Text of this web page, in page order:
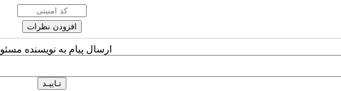
ارسال پیام به نویسنده